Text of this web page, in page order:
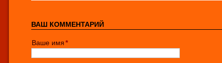
ВАШ КОММЕНТАРИЙ
Ваше имя*